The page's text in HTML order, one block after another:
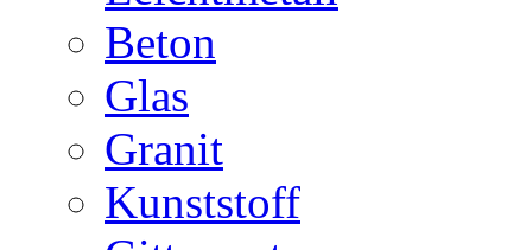
Beton
Glas
Granit
Kunststoff